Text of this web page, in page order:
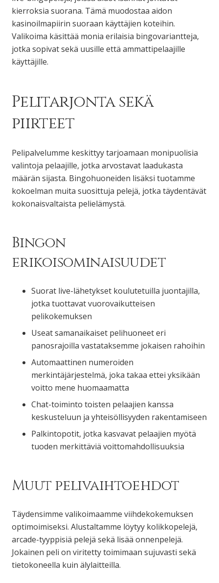
kierroksia suorana. Tämä muodostaa aidon
kasinoilmapiirin suoraan käyttäjien koteihin.
Valikoima käsittää monia erilaisia bingovariantteja,
jotka sopivat sekä uusille että ammattipelaajille
käyttäjille.
Pelitarjonta sekä
piirteet
Pelipalvelumme keskittyy tarjoamaan monipuolisia
valintoja pelaajille, jotka arvostavat laadukasta
määrän sijasta. Bingohuoneiden lisäksi tuotamme
kokoelman muita suosittuja pelejä, jotka täydentävät
kokonaisvaltaista pelielämystä.
Bingon
erikoisominaisuudet
Suorat live-lähetykset koulutetuilla juontajilla,
jotka tuottavat vuorovaikutteisen
pelikokemuksen
Useat samanaikaiset pelihuoneet eri
panosrajoilla vastataksemme jokaisen rahoihin
Automaattinen numeroiden
merkintäjärjestelmä, joka takaa ettei yksikään
voitto mene huomaamatta
Chat-toiminto toisten pelaajien kanssa
keskusteluun ja yhteisöllisyyden rakentamiseen
Palkintopotit, jotka kasvavat pelaajien myötä
tuoden merkittäviä voittomahdollisuuksia
Muut pelivaihtoehdot
Täydensimme valikoimaamme viihdekokemuksen
optimoimiseksi. Alustaltamme löytyy kolikkopelejä,
arcade-tyyppisiä pelejä sekä lisää onnenpelejä.
Jokainen peli on viritetty toimimaan sujuvasti sekä
tietokoneella kuin älylaitteilla.